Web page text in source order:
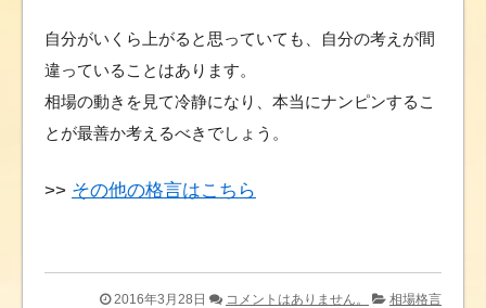
自分がいくら上がると思っていても、自分の考えが間
違っていることはあります。
相場の動きを見て冷静になり、本当にナンピンするこ
とが最善か考えるべきでしょう。
>> その他の格言はこちら
2016年3月28日 コメントはありません。 相場格言